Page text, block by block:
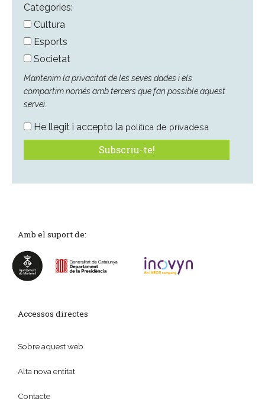
*Categories:
Cultura
Esports
Societat
Mantenim la privacitat de les seves dades i els
compartim només amb tercers que fan possible aquest
servei.
He llegit i accepto la política de privadesa
Amb el suport de:
Accessos directes
Sobre aquest web
Alta nova entitat
Contacte